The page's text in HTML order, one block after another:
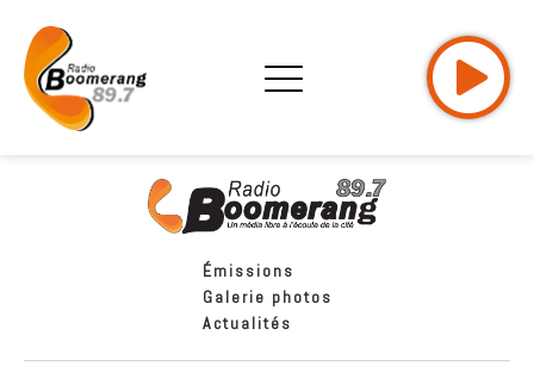
Émissions
Galerie photos
Actualités